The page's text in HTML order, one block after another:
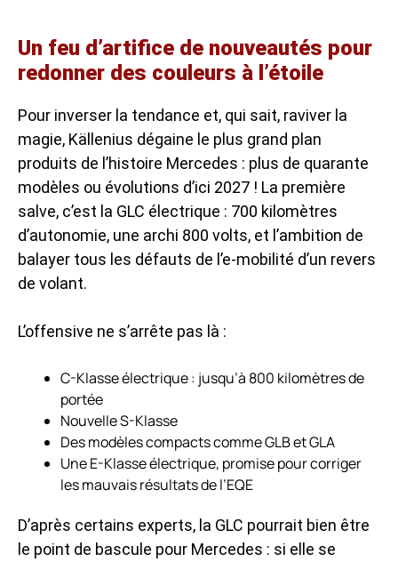
Un feu d’artifice de nouveautés pour
redonner des couleurs à l’étoile
Pour inverser la tendance et, qui sait, raviver la
magie, Källenius dégaine le plus grand plan
produits de l’histoire Mercedes : plus de quarante
modèles ou évolutions d’ici 2027 ! La première
salve, c’est la GLC électrique : 700 kilomètres
d’autonomie, une archi 800 volts, et l’ambition de
balayer tous les défauts de l’e-mobilité d’un revers
de volant.
L’offensive ne s’arrête pas là :
C-Klasse électrique : jusqu’à 800 kilomètres de
portée
Nouvelle S-Klasse
Des modèles compacts comme GLB et GLA
Une E-Klasse électrique, promise pour corriger
les mauvais résultats de l’EQE
D’après certains experts, la GLC pourrait bien être
le point de bascule pour Mercedes : si elle se